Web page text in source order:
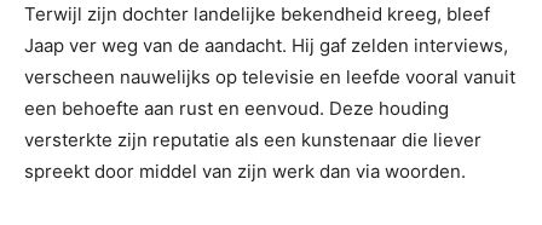
Terwijl zijn dochter landelijke bekendheid kreeg, bleef
Jaap ver weg van de aandacht. Hij gaf zelden interviews,
verscheen nauwelijks op televisie en leefde vooral vanuit
een behoefte aan rust en eenvoud. Deze houding
versterkte zijn reputatie als een kunstenaar die liever
spreekt door middel van zijn werk dan via woorden.